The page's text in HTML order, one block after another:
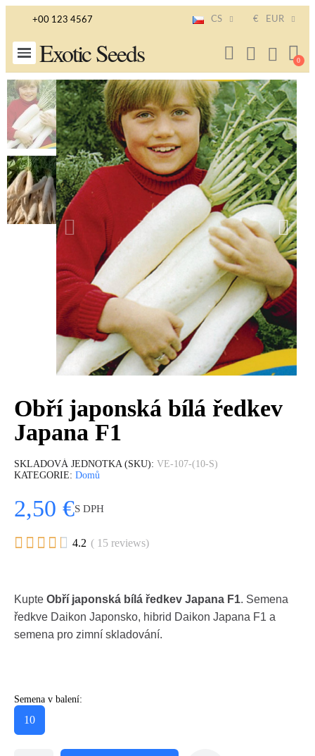
+00 123 4567 CS € EUR
Exotic Seeds
Obří japonská bílá ředkev
Japana F1
SKLADOVÁ JEDNOTKA (SKU) VE-107-(10-S)
KATEGORIE Domů
2,50 €S DPH
     4.2 ( 15 reviews)
Kupte Obří japonská bílá ředkev Japana F1. Semena
ředkve Daikon Japonsko, hibrid Daikon Japana F1 a
semena pro zimní skladování.
Semena v balení:
10